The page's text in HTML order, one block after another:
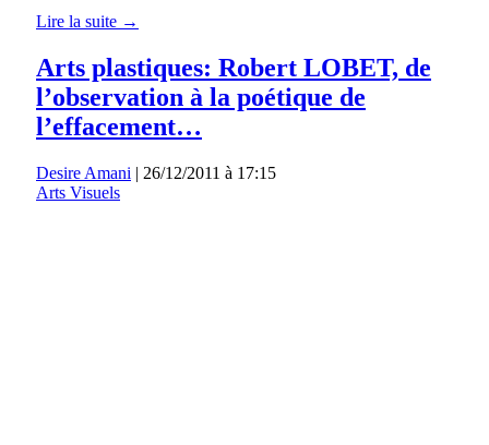
Lire la suite →
Arts plastiques: Robert LOBET, de
l’observation à la poétique de
l’effacement…
Desire Amani | 26/12/2011 à 17:15
Arts Visuels